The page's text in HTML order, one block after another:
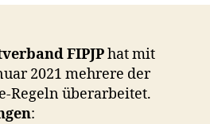
FIPJPhat mit
2021 mehrere der
Regeln überarbeitet.
: